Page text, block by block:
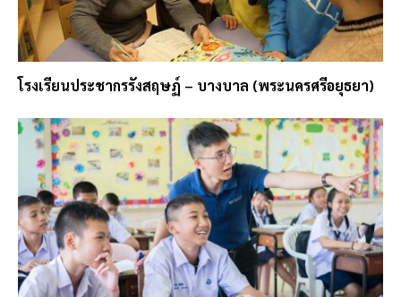
โรงเรียนประชากรรังสฤษฏ์ – บางบาล (พระนครศรีอยุธยา)